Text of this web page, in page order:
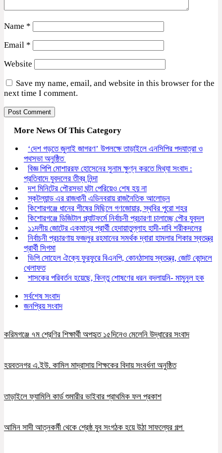
Name *
Email *
Website
Save my name, email, and website in this browser for the
next time I comment.
More News Of This Category
‘দেশ গড়তে জুলাই জাগরণ’ উপলক্ষে তাড়াইলে এনসিপির পদযাত্রা ও
পথসভা অনুষ্ঠিত
বিজ্ঞ পিপি মোশাররফ হোসেনের সুনাম ক্ষুণ্ন করতে মিথ্যা সংবাদ :
প্রতিবাদে যুবদলের তীব্র নিন্দা
দশ মিনিটের পৌরসভা ঘন্টা পেরিয়েও শেষ হয় না
স্কটল্যান্ড এর রাজধানী এডিনবরায় রাজনৈতিক আলোড়ন
কিশোরগঞ্জে ধানের শীষের মিছিলে গণজোয়ার, স্থবির পুরো শহর
কিশোরগঞ্জে ডিজিটাল প্ল্যাটফর্মে নির্বাচনী প্রচারণা চালাচ্ছে পৌর যুবদল
১১দলীয় জোটের একমাত্র প্রার্থী হেদায়াতুল্লাহ হাদী-দাবি শরীকদলের
নির্বাচনী প্রচারণায় ফজলুর রহমানের সমর্থক দ্বারা হামলার শিকার স্বতন্ত্র
প্রার্থী সিগমা
ভিপি সোহেল ঐক্যে ফুরফুরে বিএনপি, কোনঠাসায় স্বতন্ত্র, জোট কোন্দলে
খেলাফত
শাসকের পরিবর্তন হয়েছে, কিন্তু শোষণের ধরন বদলায়নি- মামুনুল হক
সর্বশেষ সংবাদ
জনপ্রিয় সংবাদ
করিমগঞ্জে ৭ম শ্রেণির শিক্ষার্থী অপহৃত ১৫দিনেও মেলেনি উদ্ধারের সংবাদ
হয়বতনগর এ.ইউ. কামিল মাদ্রাসায় শিক্ষকের বিদায় সংবর্ধনা অনুষ্ঠিত
তাড়াইলে ফ্যামিলি কার্ড শুমারীর ভাইবার প্রাথমিক ফল প্রকাশ
আমিন সাদী আত্নকর্মী থেকে শ্রেষ্ঠ যুব সংগঠক হয়ে উঠা সাফল্যের গল্প